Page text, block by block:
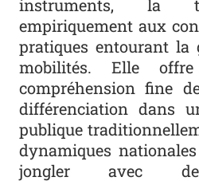
instruments, la
empiriquement aux
pratiques entourant la
mobilités. Elle
compréhension fine
différenciation dans
publique
dynamiques
jongler avec